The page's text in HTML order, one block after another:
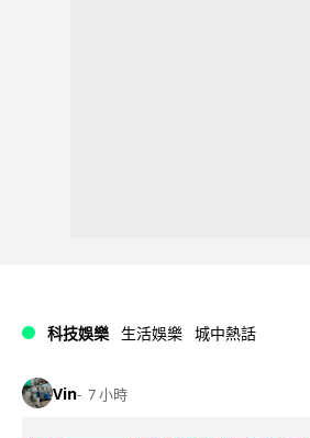
科技娛樂 生活娛樂 城中熱話
Vin 7 小時